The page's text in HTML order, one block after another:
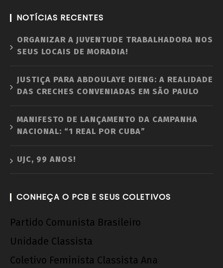
NOTÍCIAS RECENTES
ORGANIZAR A JUVENTUDE TRABALHADORA NOS
SEUS LOCAIS DE MORADIA!
JUSTIÇA PARA ABDOULAYE DIENG: A REALIDADE
DAS CRECHES CONVENIADAS EM SÃO PAULO
MANIFESTO DE LANÇAMENTO DA CAMPANHA
NACIONAL: “1 REAL POR CUBA”
UJC, 99 ANOS!
CONHEÇA O PCB E SEUS COLETIVOS
Partido Comunista Brasileiro
Unidade Classista
Coletivo Feminista Classista Ana